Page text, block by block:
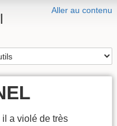
Aller au contenu
a violé de très